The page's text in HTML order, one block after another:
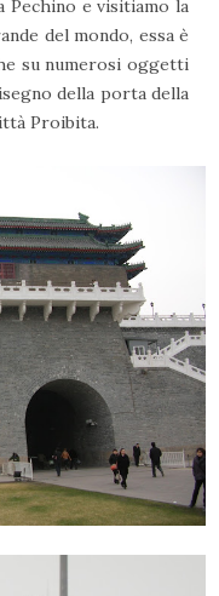
e visitiamo la
del mondo, essa è
su numerosi oggetti
della porta della
Proibita.